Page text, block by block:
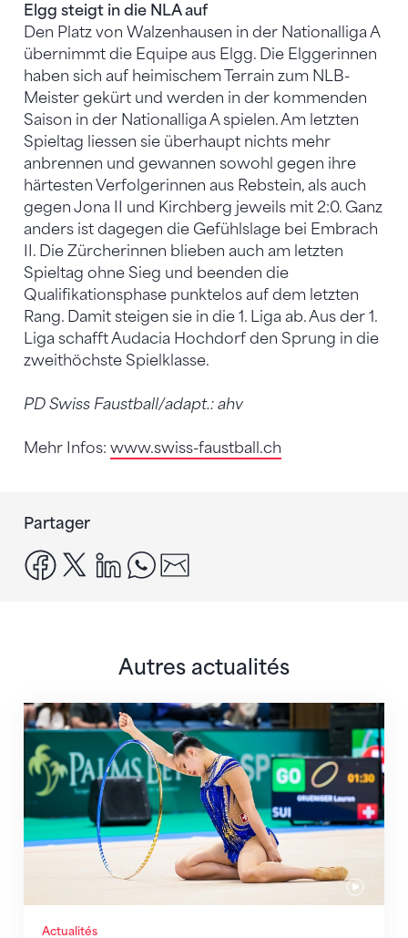
Elgg steigt in die NLA auf
Den Platz von Walzenhausen in der Nationalliga A
übernimmt die Equipe aus Elgg. Die Elggerinnen
haben sich auf heimischem Terrain zum NLB-
Meister gekürt und werden in der kommenden
Saison in der Nationalliga A spielen. Am letzten
Spieltag liessen sie überhaupt nichts mehr
anbrennen und gewannen sowohl gegen ihre
härtesten Verfolgerinnen aus Rebstein, als auch
gegen Jona II und Kirchberg jeweils mit 2:0. Ganz
anders ist dagegen die Gefühlslage bei Embrach
II. Die Zürcherinnen blieben auch am letzten
Spieltag ohne Sieg und beenden die
Qualifikationsphase punktelos auf dem letzten
Rang. Damit steigen sie in die 1. Liga ab. Aus der 1.
Liga schafft Audacia Hochdorf den Sprung in die
zweithöchste Spielklasse.
PD Swiss Faustball/adapt.: ahv
Mehr Infos: www.swiss-faustball.ch
Partager
facebook
x linkedinwhatsapp
Autres actualités
Actualités
Prochaine étape : les Championnats du monde